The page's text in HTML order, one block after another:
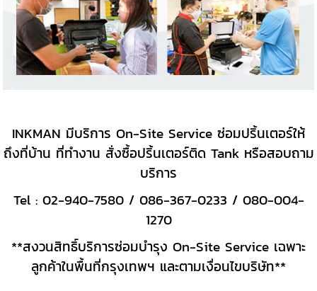
INKMAN มีบริการ On-Site Service ซ่อมปริ้นเตอร์ให้
ถึงที่บ้าน ที่ทำงาน สั่งซื้อปริ้นเตอร์ติด Tank หรือสอบถาม
บริการ
Tel : 02-940-7580 / 086-367-0233 / 080-004-
1270
**สงวนสิทธิ์บริการซ่อมบำรุง On-Site Service เฉพาะ
ลูกค้าในพื้นที่กรุงเทพฯ และตามเงื่อนไขบริษัท**